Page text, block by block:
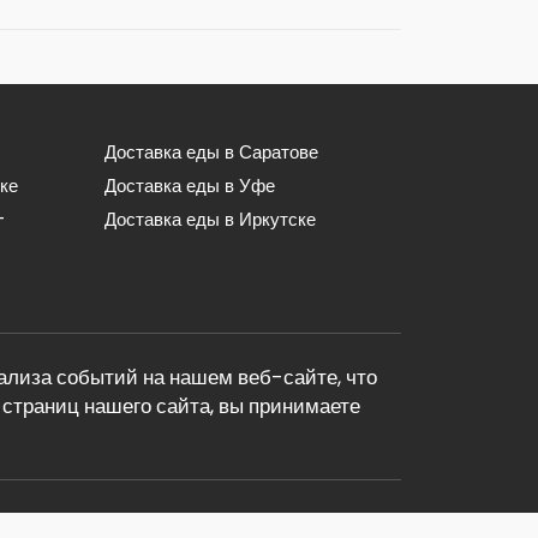
Доставка еды в Саратове
Доставка еды в Уфе
Доставка еды в Иркутске
событий на нашем веб-сайте, что
нашего сайта, вы принимаете